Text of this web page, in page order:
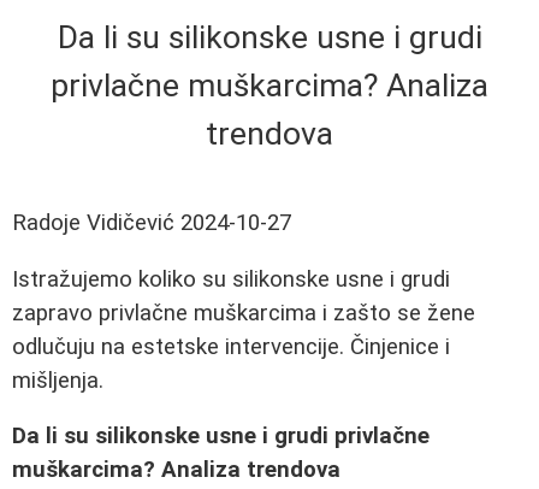
Da li su silikonske usne i grudi
privlačne muškarcima? Analiza
trendova
Radoje Vidičević 2024-10-27
Istražujemo koliko su silikonske usne i grudi
zapravo privlačne muškarcima i zašto se žene
odlučuju na estetske intervencije. Činjenice i
mišljenja.
Da li su silikonske usne i grudi privlačne
muškarcima? Analiza trendova